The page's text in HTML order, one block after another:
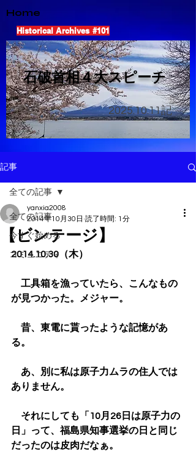
Home
Historical Archives #101
​石破首相４大スピーチ
2025.10.11記
記事
全ての記事
今すぐ始める
コミュニティ
全ての記事
【ビンテージ】
yanxia2008
2014年10月30日 読了時間: 1分
2014.10.30（木）
工具箱を漁っていたら、こんなもの
が見つかった。メジャー。
昔、東電に貰ったような記憶があ
る。
あ、別に私は原子力ムラの住人では
ありません。
それにしても「10月26日は原子力の
日」って、福島県知事選挙の日と同じ
だったのは皮肉だなぁ。